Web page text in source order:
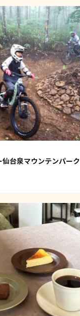
台泉マウンテンパーク